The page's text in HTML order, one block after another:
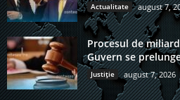
Actualitate august 7,
Procesul de
Guvern se
Justiție august 7, 2026